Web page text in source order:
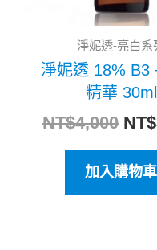
淨妮透-亮白系
淨妮透 18% B3
精華 30ml
NT$4,000 NT$
加入購物車